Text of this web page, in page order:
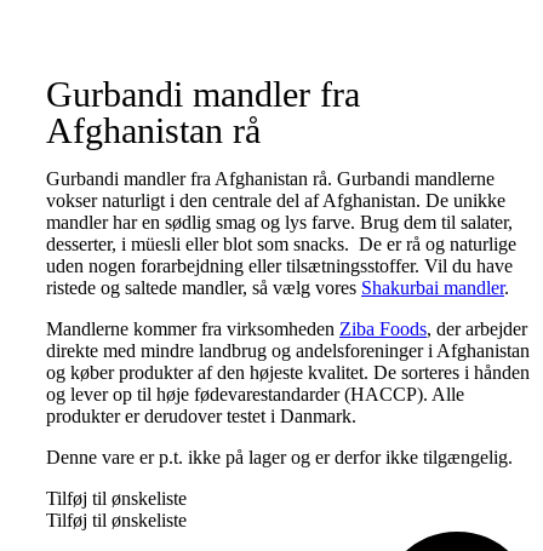
Gurbandi mandler fra
Afghanistan rå
Gurbandi mandler fra Afghanistan rå. Gurbandi mandlerne
vokser naturligt i den centrale del af Afghanistan. De unikke
mandler har en sødlig smag og lys farve. Brug dem til salater,
desserter, i müesli eller blot som snacks. De er rå og naturlige
uden nogen forarbejdning eller tilsætningsstoffer. Vil du have
ristede og saltede mandler, så vælg vores Shakurbai mandler.
Mandlerne kommer fra virksomheden Ziba Foods, der arbejder
direkte med mindre landbrug og andelsforeninger i Afghanistan
og køber produkter af den højeste kvalitet. De sorteres i hånden
og lever op til høje fødevarestandarder (HACCP). Alle
produkter er derudover testet i Danmark.
Denne vare er p.t. ikke på lager og er derfor ikke tilgængelig.
Tilføj til ønskeliste
Tilføj til ønskeliste